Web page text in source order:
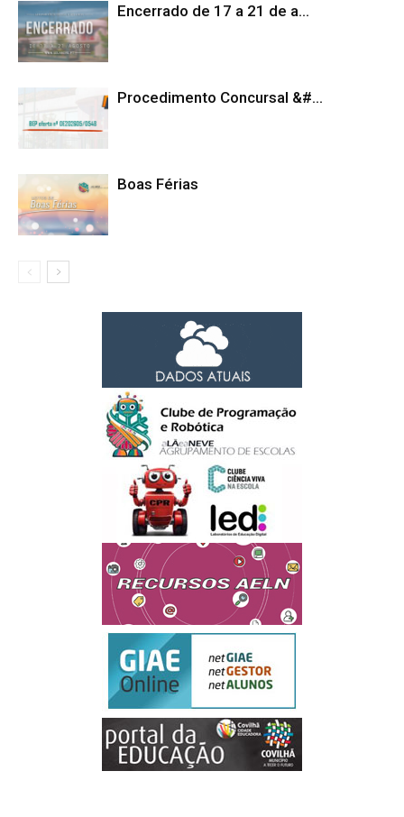
Encerrado de 17 a 21 de a...
Procedimento Concursal &#...
Boas Férias